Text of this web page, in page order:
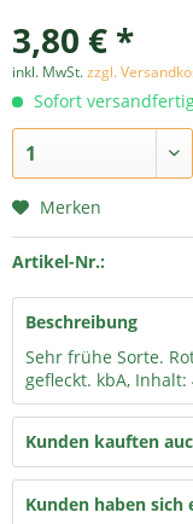
3,80 € *
inkl. MwSt.zzgl.
Sofort
Merken
Artikel-Nr.:
Beschreibung
Sehr frühe Sorte.
gefleckt. kbA, Inhalt:
Kunden kauften
Kunden haben sich